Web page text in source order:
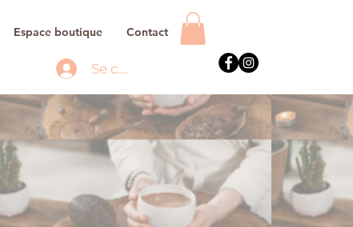
Espace boutique Contact
Se connecter